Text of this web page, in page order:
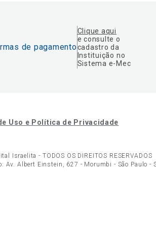
de pagamento
Clique aqui
e consulte o
cadastro da
Instituição no
Sistema e-Mec
Uso e Política de Privacidade
Israelita - TODOS OS DIREITOS RESERVADOS
Av. Albert Einstein, 627 - Morumbi - São Paulo -